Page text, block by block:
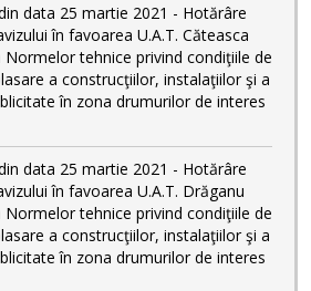
data 25 martie 2021 - Hotărâre
în favoarea U.A.T. Căteasca
tehnice privind condiţiile de
a construcţiilor, instalaţiilor şi a
în zona drumurilor de interes
data 25 martie 2021 - Hotărâre
în favoarea U.A.T. Drăganu
tehnice privind condiţiile de
a construcţiilor, instalaţiilor şi a
în zona drumurilor de interes